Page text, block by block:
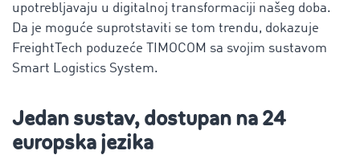
upotrebljavaju u digitalnoj transformaciji našeg doba.
Da je moguće suprotstaviti se tom trendu, dokazuje
FreightTech poduzeće TIMOCOM sa svojim sustavom
Smart Logistics System.
Jedan sustav, dostupan na 24
europska jezika